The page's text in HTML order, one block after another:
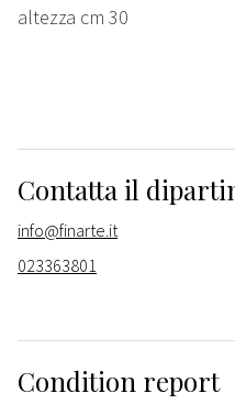
altezza cm 30
Contatta il
info@finarte.it
023363801
Condition report